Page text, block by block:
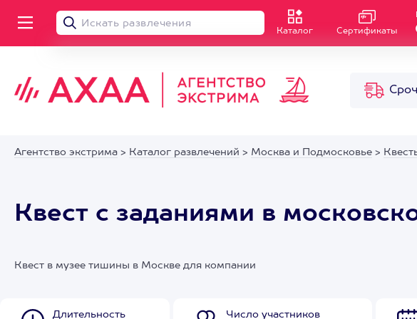
Каталог Сертификаты
Агентство экстрима > Каталог развлечений > Москва и Подмосковье >
Квест с заданиями в
Квест в музее тишины в Москве для компании
Длительность Число участников